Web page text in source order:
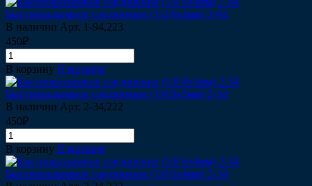
Быстроразъемное соединение (1/4 6х4мм) 1-94
В наличии Арт. 1-94,223
450₽
В корзину В корзине
Быстроразъемное соединение (1/8 8х5мм) 2-34
В наличии Арт. 2-34,222
450₽
В корзину В корзине
Быстроразъемное соединение (1/8 6х4мм) 2-34